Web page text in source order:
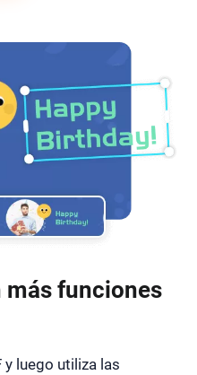
más funciones
luego utiliza las